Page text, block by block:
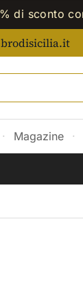
di sconto
· Magazine ·